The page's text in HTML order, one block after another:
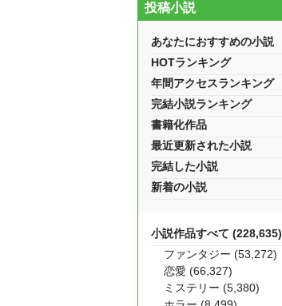
投稿小説
あなたにおすすめの小説
HOTランキング
年間アクセスランキング
完結小説ランキング
書籍化作品
最近更新された小説
完結した小説
新着の小説
小説作品すべて (228,635)
ファンタジー (53,272)
恋愛 (66,327)
ミステリー (5,380)